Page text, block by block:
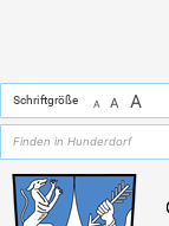
Schriftgröße A A A